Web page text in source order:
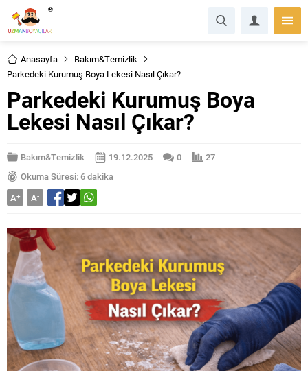
Anasayfa
Bakım&Temizlik
Parkedeki Kurumuş Boya Lekesi Nasıl Çıkar?
Parkedeki Kurumuş Boya
Lekesi Nasıl Çıkar?
Bakım&Temizlik 19.12.2025 0
27
Okuma Süresi: 6 dakika
A+ A-